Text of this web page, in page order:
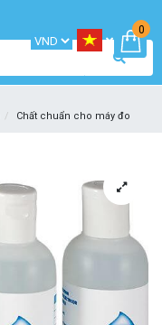
0
Chất chuẩn cho máy đo